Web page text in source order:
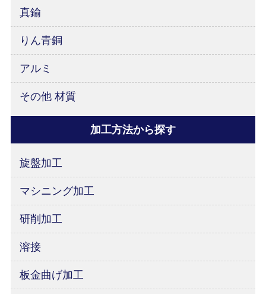
真鍮
りん青銅
アルミ
その他 材質
加工方法から探す
旋盤加工
マシニング加工
研削加工
溶接
板金曲げ加工